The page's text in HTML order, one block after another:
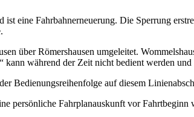
eine Fahrbahnerneuerung. Die Sperrung
über Römershausen umgeleitet.
kann während der Zeit nicht bedient werden und
Bedienungsreihenfolge auf diesem
persönliche Fahrplanauskunft vor Fahrtbeginn